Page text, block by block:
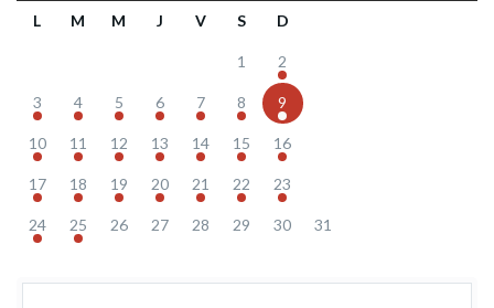
L M M J V S D
1 2
3 4 5 6 7 8 9
10 11 12 13 14 15 16
17 18 19 20 21 22 23
24 25 26 27 28 29 30 31